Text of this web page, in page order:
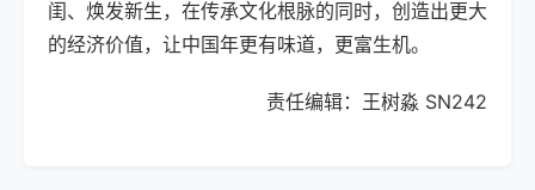
闺、焕发新生，在传承文化根脉的同时，创造出更大
的经济价值，让中国年更有味道，更富生机。
责任编辑：王树淼 SN242